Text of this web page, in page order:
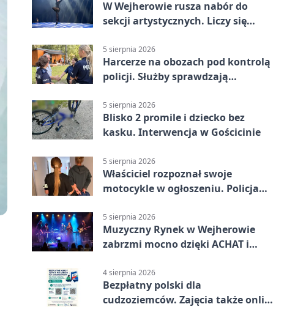
W Wejherowie rusza nabór do
sekcji artystycznych. Liczy się
5 sierpnia 2026
Harcerze na obozach pod kontrolą
policji. Służby sprawdzają
5 sierpnia 2026
Blisko 2 promile i dziecko bez
kasku. Interwencja w Gościcinie
5 sierpnia 2026
Właściciel rozpoznał swoje
motocykle w ogłoszeniu. Policja
5 sierpnia 2026
Muzyczny Rynek w Wejherowie
zabrzmi mocno dzięki ACHAT i
4 sierpnia 2026
Bezpłatny polski dla
cudzoziemców. Zajęcia także online